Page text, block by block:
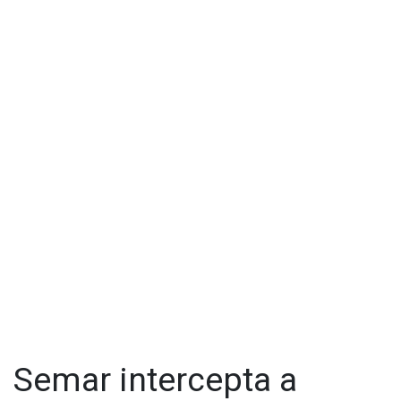
Semar intercepta a